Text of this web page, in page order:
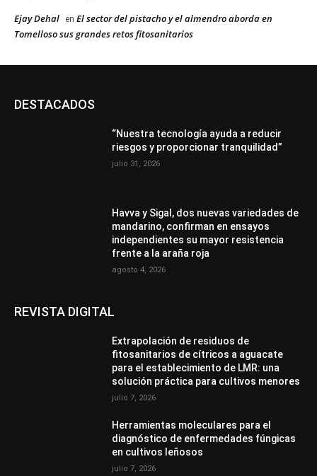
Ejay Dehal en El sector del pistacho y el almendro aborda en
Tomelloso sus grandes retos fitosanitarios
DESTACADOS
“Nuestra tecnología ayuda a reducir
riesgos y proporcionar tranquilidad”
julio 31, 2026
Havva y Sigal, dos nuevas variedades de
mandarino, confirman en ensayos
independientes su mayor resistencia
frente a la araña roja
agosto 4, 2026
REVISTA DIGITAL
Extrapolación de residuos de
fitosanitarios de cítricos a aguacate
para el establecimiento de LMR: una
solución práctica para cultivos menores
julio 7, 2026
Herramientas moleculares para el
diagnóstico de enfermedades fúngicas
en cultivos leñosos
julio 7, 2026